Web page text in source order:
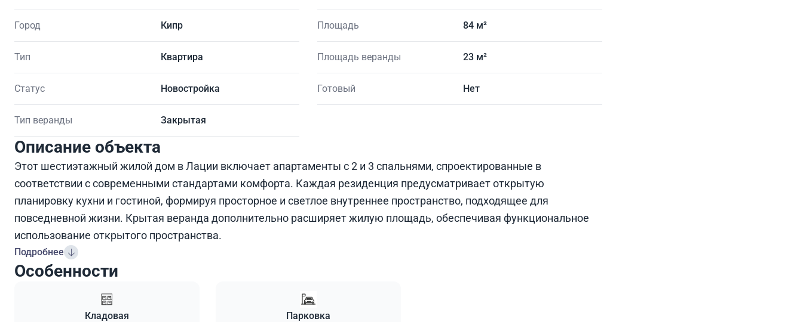
Город Кипр
Тип Квартира
Статус Новостройка
Тип веранды Закрытая
Площадь 84 м²
Площадь веранды 23 м²
Готовый Нет
Описание объекта
Этот шестиэтажный жилой дом в Лации включает апартаменты с 2 и 3 спальнями, спроектированные в
соответствии с современными стандартами комфорта. Каждая резиденция предусматривает открытую
планировку кухни и гостиной, формируя просторное и светлое внутреннее пространство, подходящее для
повседневной жизни. Крытая веранда дополнительно расширяет жилую площадь, обеспечивая функциональное
использование открытого пространства.
Подробнее
Особенности
Кладовая Парковка